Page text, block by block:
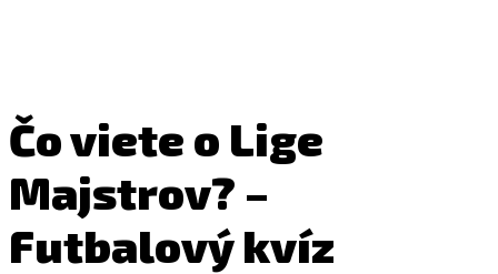
Čo viete o Lige
Majstrov? –
Futbalový kvíz